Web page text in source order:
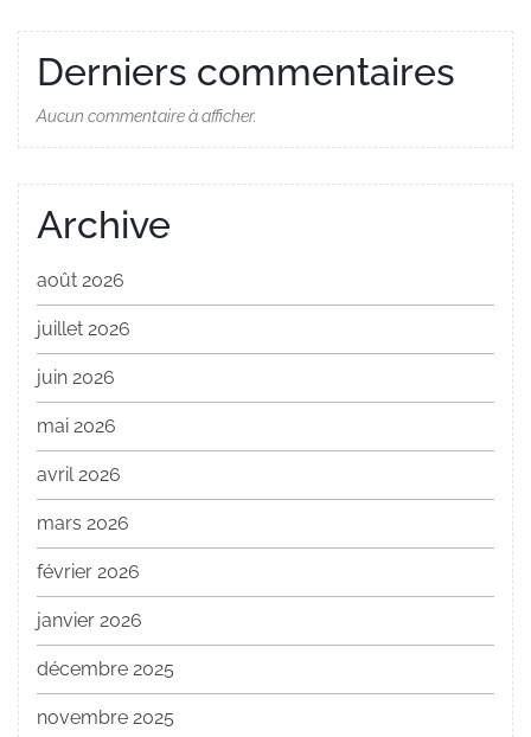
Derniers commentaires
Aucun commentaire à afficher.
Archive
août 2026
juillet 2026
juin 2026
mai 2026
avril 2026
mars 2026
février 2026
janvier 2026
décembre 2025
novembre 2025